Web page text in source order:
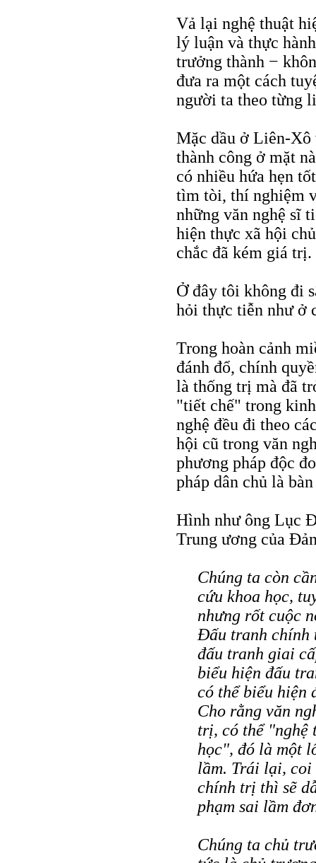
Vả lại nghệ thuật
lý luận và thực
trưởng thành −
đưa ra một cách
người ta theo từng
Mặc dầu ở Liên-Xô
thành công ở mặt
có nhiều hứa hẹn
tìm tòi, thí nghiệm
những văn nghệ sĩ
hiện thực xã hội
chắc đã kém giá trị.
Ở đây tôi không đi
hỏi thực tiễn như ở
Trong hoàn cảnh
đánh đổ, chính
là thống trị mà đã
"tiết chế" trong
nghệ đều đi theo
hội cũ trong văn
phương pháp độc
pháp dân chủ là
Hình như ông Lục
Trung ương của
Chúng ta còn
cứu khoa học,
nhưng rốt cuộc
Đấu tranh chính
đấu tranh giai
biểu hiện đấu
có thể biểu hiện
Cho rằng văn
trị, có thể "nghệ
học", đó là một
lầm. Trái lại, coi
chính trị thì sẽ
phạm sai lầm
Chúng ta chủ